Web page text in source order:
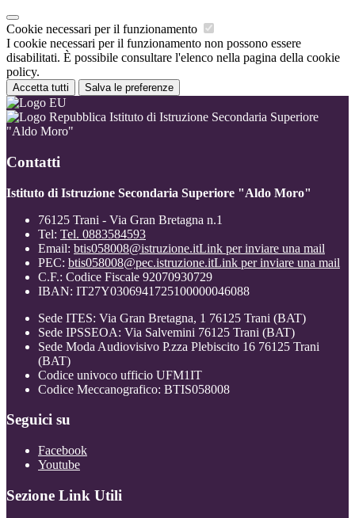
Cookie necessari per il funzionamento
I cookie necessari per il funzionamento non possono essere
disabilitati. È possibile consultare l'elenco nella pagina della cookie
policy.
Accetta tutti Salva le preferenze
Istituto di Istruzione Secondaria Superiore
"Aldo Moro"
Contatti
Istituto di Istruzione Secondaria Superiore "Aldo Moro"
76125 Trani - Via Gran Bretagna n.1
Tel: Tel. 0883584593
Email: btis058008@istruzione.itLink per inviare una mail
PEC: btis058008@pec.istruzione.itLink per inviare una mail
C.F.: Codice Fiscale 92070930729
IBAN: IT27Y0306941725100000046088
Sede ITES: Via Gran Bretagna, 1 76125 Trani (BAT)
Sede IPSSEOA: Via Salvemini 76125 Trani (BAT)
Sede Moda Audiovisivo P.zza Plebiscito 16 76125 Trani
(BAT)
Codice univoco ufficio UFM1IT
Codice Meccanografico: BTIS058008
Seguici su
Facebook
Youtube
Sezione Link Utili